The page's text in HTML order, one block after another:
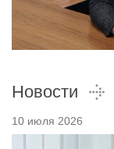
Новости
10 июля 2026